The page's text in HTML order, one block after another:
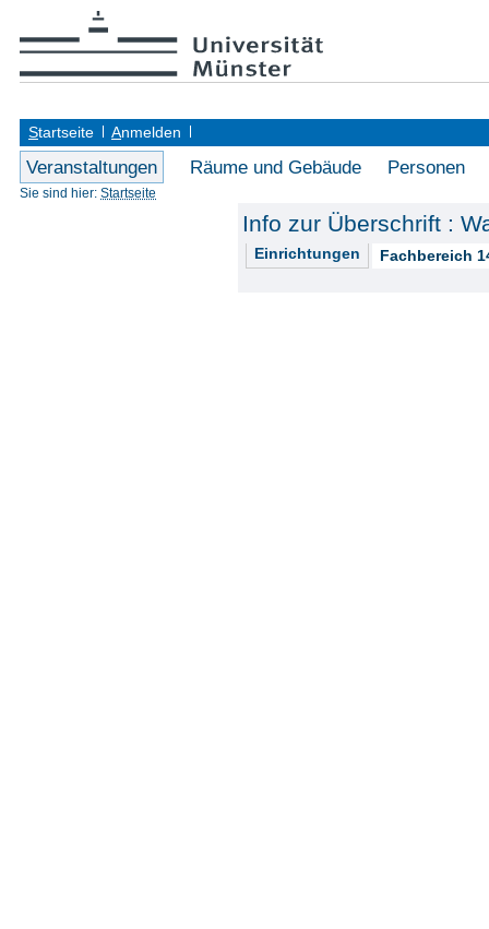
Startseite Anmelden
Veranstaltungen Räume und Gebäude Personen
Sie sind hier: Startseite
Info zur Überschrift :
Einrichtungen Fachbereich